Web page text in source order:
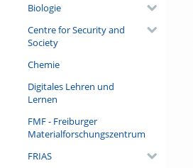
Biologie
Centre for Security and
Society
Chemie
Digitales Lehren und
Lernen
FMF - Freiburger
Materialforschungszentrum
FRIAS